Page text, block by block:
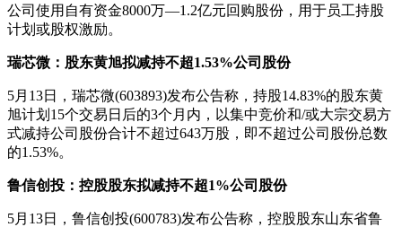
公司使用自有资金8000万—1.2亿元回购股份，用于员工持股
计划或股权激励。
瑞芯微：股东黄旭拟减持不超1.53%公司股份
5月13日，瑞芯微(603893)发布公告称，持股14.83%的股东黄
旭计划15个交易日后的3个月内，以集中竞价和/或大宗交易方
式减持公司股份合计不超过643万股，即不超过公司股份总数
的1.53%。
鲁信创投：控股股东拟减持不超1%公司股份
5月13日，鲁信创投(600783)发布公告称，控股股东山东省鲁